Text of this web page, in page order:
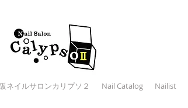
ネイルサロンカリプソ２ Nail Catalog Nailist